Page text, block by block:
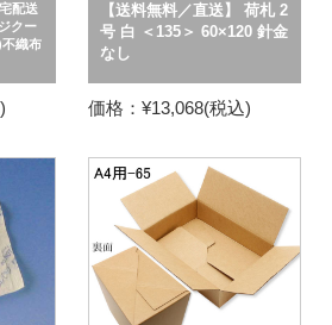
配送
クー
織布
【送料無料／直送】 荷札 2
号 白 ＜135＞ 60×120 針金
なし
価格：¥13,068(税込)